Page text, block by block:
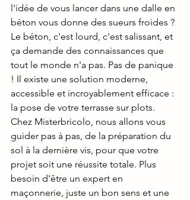
l'idée de vous lancer dans une dalle en
béton vous donne des sueurs froides ?
Le béton, c'est lourd, c'est salissant, et
ça demande des connaissances que
tout le monde n'a pas. Pas de panique
! Il existe une solution moderne,
accessible et incroyablement efficace :
la pose de votre terrasse sur plots.
Chez Misterbricolo, nous allons vous
guider pas à pas, de la préparation du
sol à la dernière vis, pour que votre
projet soit une réussite totale. Plus
besoin d'être un expert en
maçonnerie, juste un bon sens et une